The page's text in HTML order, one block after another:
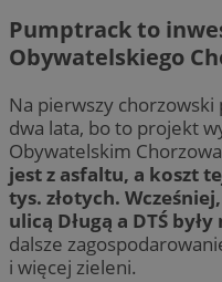
Pumptrack to
Obywatelskiego
Na pierwszy chorzowski
dwa lata, bo to projekt
Obywatelskim
jest z asfaltu, a koszt
tys. złotych.
ulicą Długą a DTŚ
dalsze
i więcej zieleni.